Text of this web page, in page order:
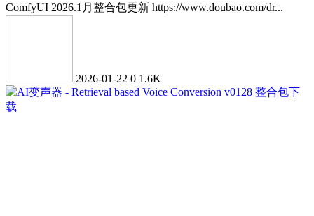
ComfyUI 2026.1月整合包更新 https://www.doubao.com/dr...
2026-01-22 0 1.6K